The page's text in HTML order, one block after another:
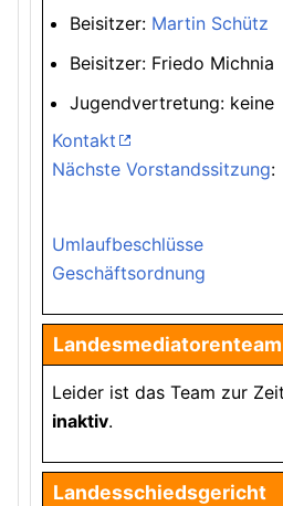
Beisitzer: Martin Schütz
Beisitzer: Friedo Michnia
Jugendvertretung: keine
Kontakt
Nächste Vorstandssitzung:
Umlaufbeschlüsse
Geschäftsordnung
Landesmediatorenteam
Leider ist das Team zur Zeit
inaktiv.
Landesschiedsgericht